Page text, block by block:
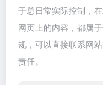
于总日常实际控制，
网页上的内容，都属
规，可以直接联系网
责任。